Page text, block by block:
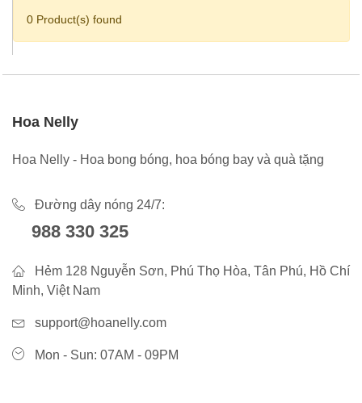
0 Product(s) found
Hoa Nelly
Hoa Nelly - Hoa bong bóng, hoa bóng bay và quà tặng
Đường dây nóng 24/7:
988 330 325
Hẻm 128 Nguyễn Sơn, Phú Thọ Hòa, Tân Phú, Hồ Chí
Minh, Việt Nam
support@hoanelly.com
Mon - Sun: 07AM - 09PM